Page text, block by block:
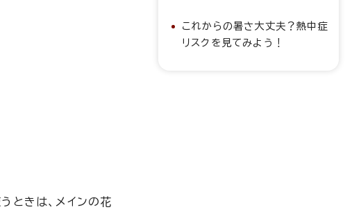
ときは、メインの花
これからの暑さ大丈夫？熱中症
リスクを見てみよう！